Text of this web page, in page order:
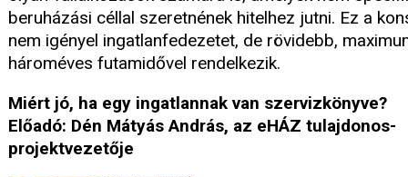
beruházási céllal szeretnének hitelhez jutni. Ez a
nem igényel ingatlanfedezetet, de rövidebb,
hároméves futamidővel rendelkezik.
Miért jó, ha egy ingatlannak van szervizkönyve?
Előadó: Dén Mátyás András, az eHÁZ tulajdonos-
projektvezetője